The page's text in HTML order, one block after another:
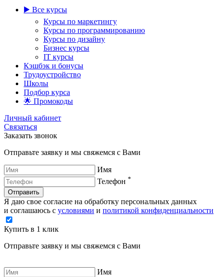
▶️ Все курсы
Курсы по маркетингу
Курсы по программированию
Курсы по дизайну
Бизнес курсы
IT курсы
Кэшбэк и бонусы
Трудоустройство
Школы
Подбор курса
🌟 Промокоды
Личный кабинет
Связаться
Заказать звонок
Отправьте заявку и мы свяжемся с Вами
Имя
Телефон *
Отправить
Я даю свое согласие на обработку персональных данных
и соглашаюсь с условиями и политикой конфиденциальности
Купить в 1 клик
Отправьте заявку и мы свяжемся с Вами
Имя